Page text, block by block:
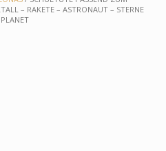
– RAKETE – ASTRONAUT – STERNE